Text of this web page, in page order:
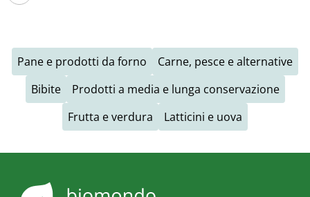
Pane e prodotti da forno
Carne, pesce e alternative
Bibite
Prodotti a media e lunga conservazione
Frutta e verdura
Latticini e uova